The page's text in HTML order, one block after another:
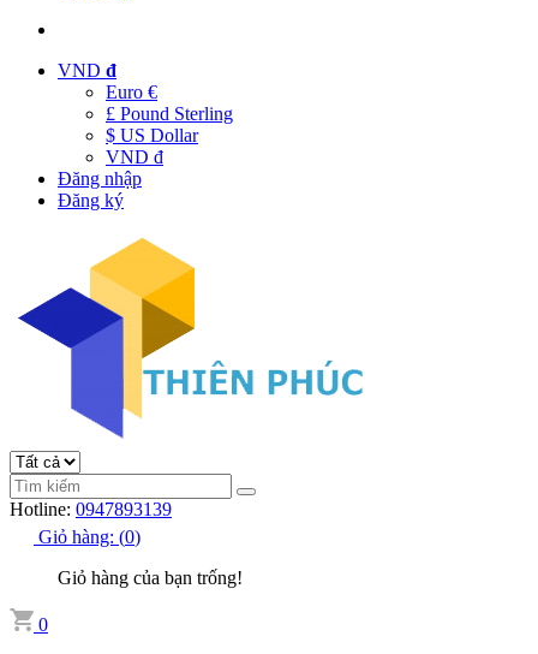
VND đ
Euro €
£ Pound Sterling
$ US Dollar
VND đ
Đăng nhập
Đăng ký
Hotline: 0947893139
Giỏ hàng: (0)
Giỏ hàng của bạn trống!
0